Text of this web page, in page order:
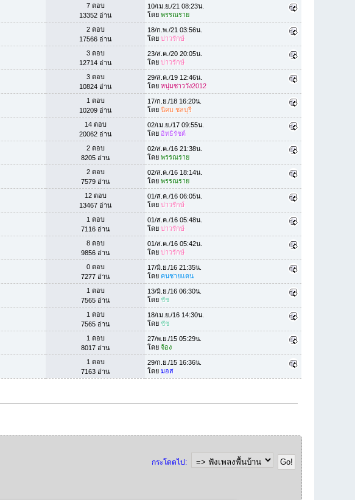
7 ตอบ
13352 อ่าน
10/เม.ย./21 08:23น.
โดยพรรณราย
2 ตอบ
17566 อ่าน
18/ก.พ./21 03:56น.
โดยบ่าวรักษ์
3 ตอบ
12714 อ่าน
23/ส.ค./20 20:05น.
โดยบ่าวรักษ์
3 ตอบ
10824 อ่าน
29/ส.ค./19 12:46น.
โดยหนุ่มชาววัง2012
1 ตอบ
10209 อ่าน
17/ก.ย./18 16:20น.
โดยนิคม ชลบุรี
14 ตอบ
20062 อ่าน
02/เม.ย./17 09:55น.
โดย อิทธิรัชต์
2 ตอบ
8205 อ่าน
02/ส.ค./16 21:38น.
โดยพรรณราย
2 ตอบ
7579 อ่าน
02/ส.ค./16 18:14น.
โดยพรรณราย
12 ตอบ
13467 อ่าน
01/ส.ค./16 06:05น.
โดยบ่าวรักษ์
1 ตอบ
7116 อ่าน
01/ส.ค./16 05:48น.
โดยบ่าวรักษ์
8 ตอบ
9856 อ่าน
01/ส.ค./16 05:42น.
โดยบ่าวรักษ์
0 ตอบ
7277 อ่าน
17/มิ.ย./16 21:35น.
โดยคนชายแดน
1 ตอบ
7565 อ่าน
13/มิ.ย./16 06:30น.
โดยชัช
1 ตอบ
7565 อ่าน
18/เม.ย./16 14:30น.
โดยชัช
1 ตอบ
8017 อ่าน
27/พ.ย./15 05:29น.
โดยจ้อง
1 ตอบ
7163 อ่าน
29/ก.ย./15 16:36น.
โดยมอส
กระโดดไป: